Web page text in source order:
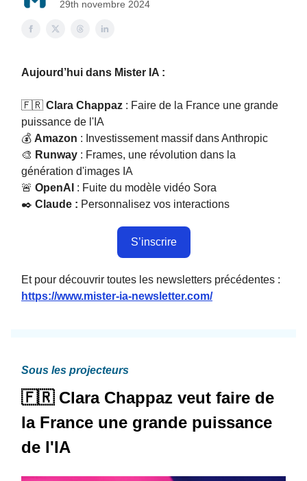
29th novembre 2024
Aujourd’hui dans Mister IA :
🇫🇷 Clara Chappaz : Faire de la France une grande
puissance de l'IA
💰️ Amazon : Investissement massif dans Anthropic
🎨 Runway : Frames, une révolution dans la
génération d'images IA
🚨 OpenAI : Fuite du modèle vidéo Sora
✒️ Claude : Personnalisez vos interactions
S’inscrire
Et pour découvrir toutes les newsletters précédentes :
https://www.mister-ia-newsletter.com/
Sous les projecteurs
🇫🇷 Clara Chappaz veut faire de
la France une grande puissance
de l'IA